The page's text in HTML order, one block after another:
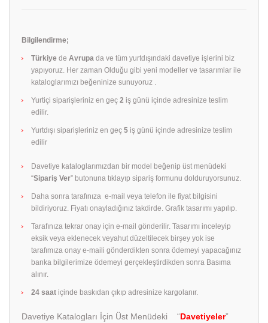
Bilgilendirme;
Türkiye de Avrupa da ve tüm yurtdışındaki davetiye işlerini biz
yapıyoruz. Her zaman Olduğu gibi yeni modeller ve tasarımlar ile
kataloglarımızı beğeninize sunuyoruz .
Yurtiçi siparişleriniz en geç 2 iş günü içinde adresinize teslim
edilir.
Yurtdışı siparişleriniz en geç 5 iş günü içinde adresinize teslim
edilir
Davetiye kataloglarımızdan bir model beğenip üst menüdeki
“Sipariş Ver” butonuna tıklayıp sipariş formunu dolduruyorsunuz.
Daha sonra tarafınıza e-mail veya telefon ile fiyat bilgisini
bildiriyoruz. Fiyatı onayladığınız takdirde. Grafik tasarımı yapılıp.
Tarafınıza tekrar onay için e-mail gönderilir. Tasarımı inceleyip
eksik veya eklenecek veyahut düzeltilecek birşey yok ise
tarafımıza onay e-maili gönderdikten sonra ödemeyi yapacağınız
banka bilgilerimize ödemeyi gerçekleştirdikden sonra Basıma
alınır.
24 saat içinde baskıdan çıkıp adresinize kargolanır.
Davetiye Katalogları İçin Üst Menüdeki “Davetiyeler”